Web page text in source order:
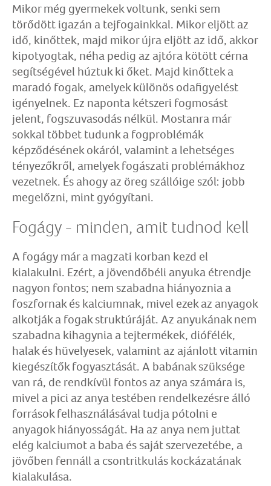
Mikor még gyermekek voltunk, senki sem
törődött igazán a tejfogainkkal. Mikor eljött az
idő, kinőttek, majd mikor újra eljött az idő, akkor
kipotyogtak, néha pedig az ajtóra kötött cérna
segítségével húztuk ki őket. Majd kinőttek a
maradó fogak, amelyek különös odafigyelést
igényelnek. Ez naponta kétszeri fogmosást
jelent, fogszuvasodás nélkül. Mostanra már
sokkal többet tudunk a fogproblémák
képződésének okáról, valamint a lehetséges
tényezőkről, amelyek fogászati problémákhoz
vezetnek. És ahogy az öreg szállóige szól: jobb
megelőzni, mint gyógyítani.
Fogágy - minden, amit tudnod kell
A fogágy már a magzati korban kezd el
kialakulni. Ezért, a jövendőbéli anyuka étrendje
nagyon fontos; nem szabadna hiányoznia a
foszfornak és kalciumnak, mivel ezek az anyagok
alkotják a fogak struktúráját. Az anyukának nem
szabadna kihagynia a tejtermékek, diófélék,
halak és hüvelyesek, valamint az ajánlott vitamin
kiegészítők fogyasztását. A babának szüksége
van rá, de rendkívül fontos az anya számára is,
mivel a pici az anya testében rendelkezésre álló
források felhasználásával tudja pótolni e
anyagok hiányosságát. Ha az anya nem juttat
elég kalciumot a baba és saját szervezetébe, a
jövőben fennáll a csontritkulás kockázatának
kialakulása.